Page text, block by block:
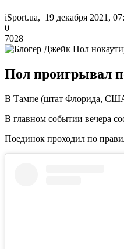
iSport.ua, 19 декабря 2021,
0
7028
Пол проигрывал
В Тампе (штат Флорида, США)
В главном событии вечера
Поединок проходил по